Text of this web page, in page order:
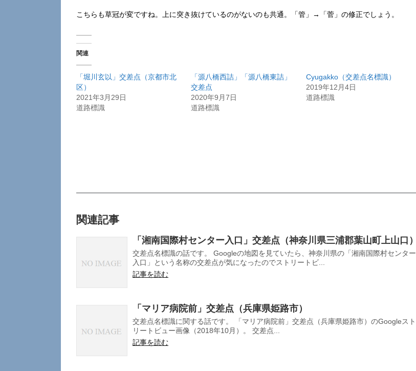
こちらも草冠が変ですね。上に突き抜けているのがないのも共通。「管」→「菅」の修正でしょう。
関連
「堀川玄以」交差点（京都市北
区）
2021年3月29日
道路標識
「源八橋西詰」「源八橋東詰」
交差点
2020年9月7日
道路標識
Cyugakko（交差点名標識）
2019年12月4日
道路標識
関連記事
「湘南国際村センター入口」交差点（神奈川県三浦郡葉山町上山口）
交差点名標識の話です。 Googleの地図を見ていたら、神奈川県の「湘南国際村センター
入口」という名称の交差点が気になったのでストリートビ...
記事を読む
「マリア病院前」交差点（兵庫県姫路市）
交差点名標識に関する話です。 「マリア病院前」交差点（兵庫県姫路市）のGoogleスト
リートビュー画像（2018年10月）。 交差点...
記事を読む